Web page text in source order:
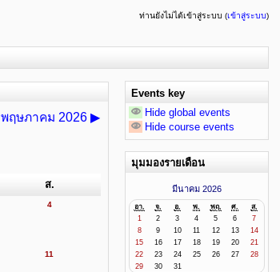
ท่านยังไม่ได้เข้าสู่ระบบ (เข้าสู่ระบบ)
พฤษภาคม 2026 ▶
ส.
4
11
Events key
Hide global events
Hide course events
มุมมองรายเดือน
มีนาคม 2026
อา. จ. อ. พ. พฤ. ศ.
ส.
1
2 3 4 5 6
7
8
9 10 11 12 13
14
15
16 17 18 19 20
21
22
23 24 25 26 27
28
29
30 31